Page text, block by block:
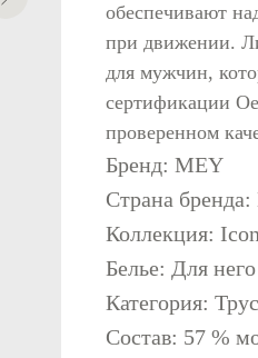
обеспечивают
при движении.
для мужчин,
сертификации
проверенном
Бренд: MEY
Страна
Коллекция:
Белье: Для него
Категория:
Состав: 57 %